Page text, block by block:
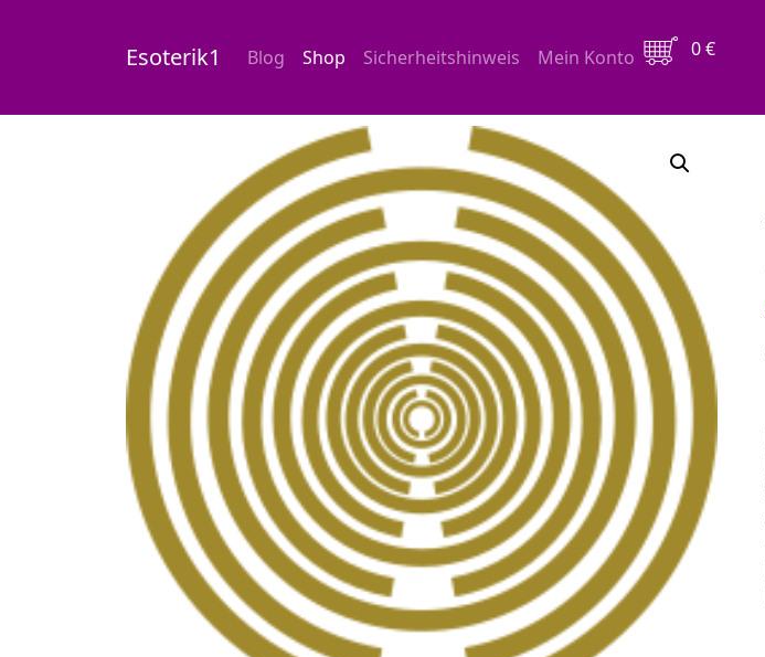
Esoterik1 Blog Shop Sicherheitshinweis Mein Konto €
0